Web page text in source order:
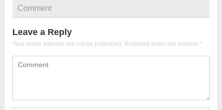
Comment
Leave a Reply
Your email address will not be published. Required fields are marked *